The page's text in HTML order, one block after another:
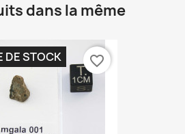
dans la même
DE STOCK favorite_border